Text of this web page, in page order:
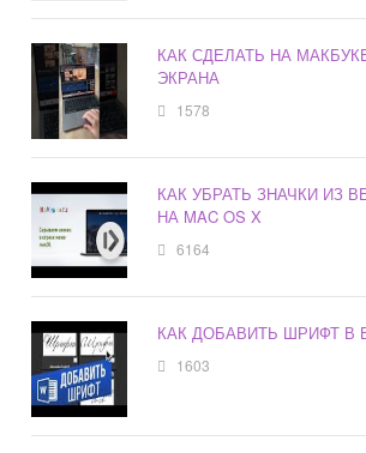
КАК СДЕЛАТЬ НА
ЭКРАНА
1578
КАК УБРАТЬ ЗНАЧКИ ИЗ
НА MAC OS X
6164
КАК ДОБАВИТЬ ШРИФТ В
1603